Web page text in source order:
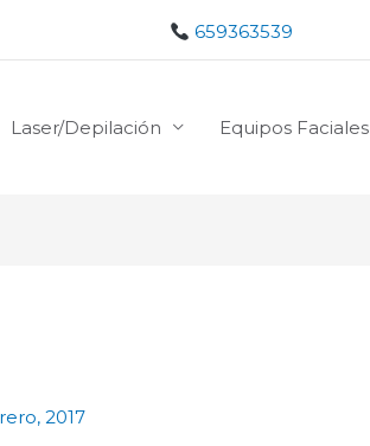
659363539
Laser/Depilación Equipos Faciales
2017